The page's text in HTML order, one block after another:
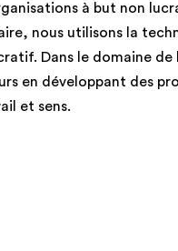
à but non
nous utilisons la
Dans le domaine de
en développant des
et sens.